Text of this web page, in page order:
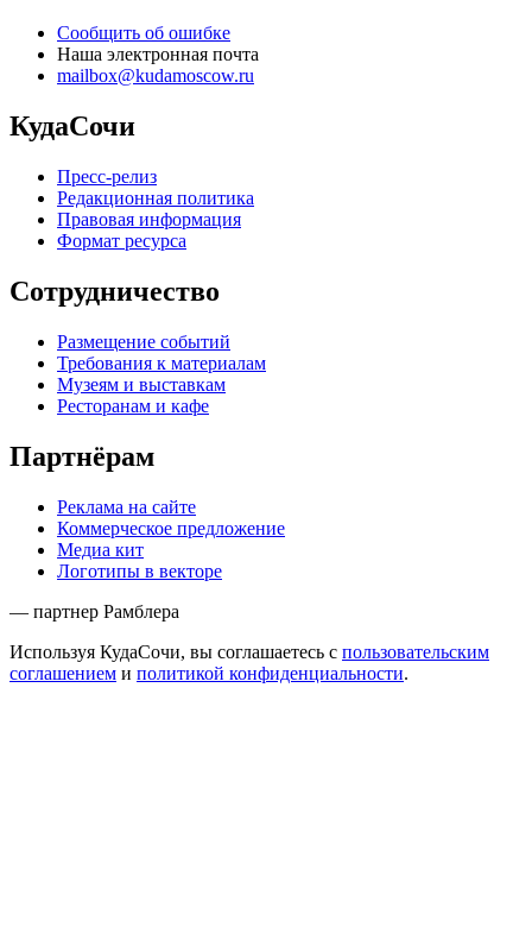
Сообщить об ошибке
Наша электронная почта
mailbox@kudamoscow.ru
КудаСочи
Пресс-релиз
Редакционная политика
Правовая информация
Формат ресурса
Сотрудничество
Размещение событий
Требования к материалам
Музеям и выставкам
Ресторанам и кафе
Партнёрам
Реклама на сайте
Коммерческое предложение
Медиа кит
Логотипы в векторе
— партнер Рамблера
Используя КудаСочи, вы соглашаетесь с пользовательским
соглашением и политикой конфиденциальности.